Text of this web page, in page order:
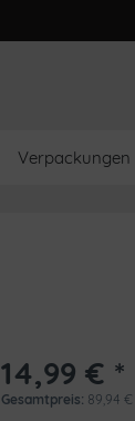
Verpackungen
14,99 € *
Gesamtpreis: 89,94 €